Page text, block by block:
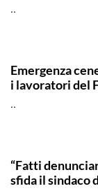
..
Emergenza
i lavoratori del
..
“Fatti
sfida il sindaco